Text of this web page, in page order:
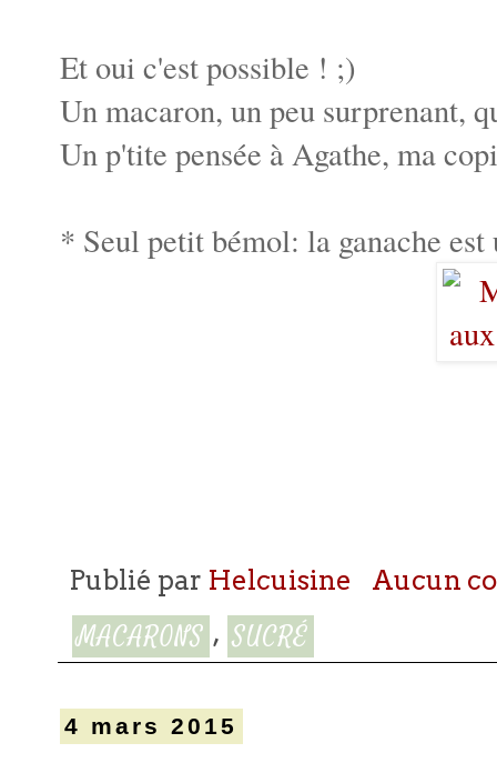
Et oui c'est possible ! ;)
Un macaron, un peu surprenant,
Un p'tite pensée à Agathe, ma
* Seul petit bémol: la ganache est
Publié par Helcuisine Aucun
MACARONS , SUCRÉ
4 mars 2015